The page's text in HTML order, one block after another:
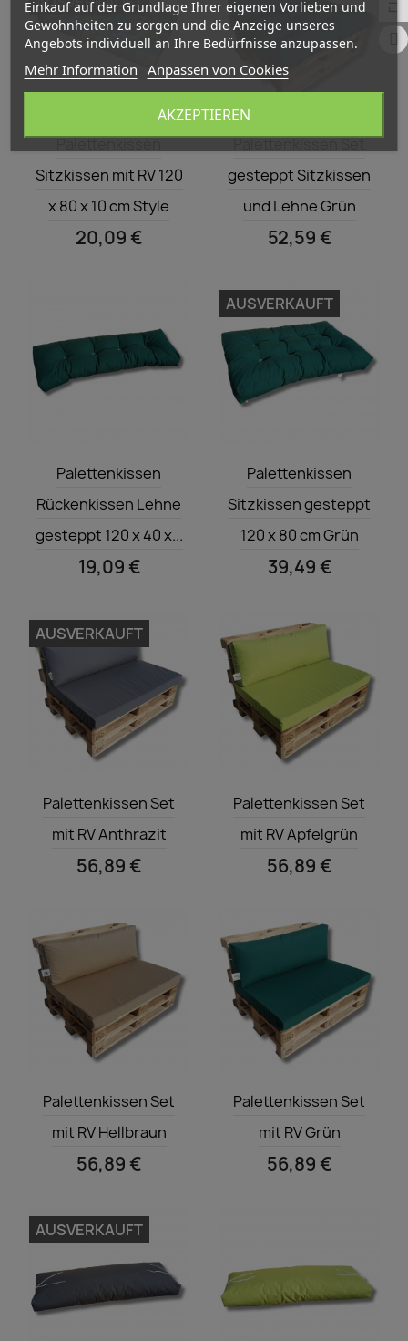
Vorschau
Palettenkissen
Sitzkissen mit RV 120
x 80 x 10 cm Style
20,09 €
Vorschau
Palettenkissen Set
gesteppt Sitzkissen
und Lehne Grün
52,59 €
 Vorschau
Palettenkissen
Rückenkissen Lehne
gesteppt 120 x 40 x...
19,09 €
 Vorschau
Palettenkissen
Sitzkissen gesteppt
120 x 80 cm Grün
39,49 €
AUSVERKAUFT

Palettenkissen Set
mit RV Anthrazit
56,89 €
AUSVERKAUFT

Palettenkissen Set
mit RV Apfelgrün
56,89 €
 Vorschau
Palettenkissen Set
mit RV Hellbraun
56,89 €
 Vorschau
Palettenkissen Set
mit RV Grün
56,89 €
AUSVERKAUFT
Einkauf auf der Grundlage Ihrer eigenen Vorlieben und
Gewohnheiten zu sorgen und die Anzeige unseres
Angebots individuell an Ihre Bedürfnisse anzupassen.
Mehr Information Anpassen von Cookies
AKZEPTIEREN